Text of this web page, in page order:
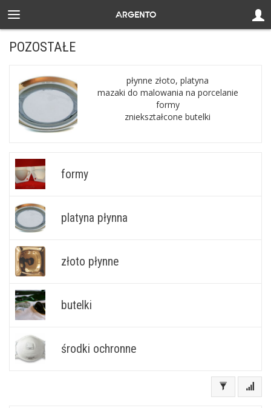
POZOSTAŁE
płynne złoto, platyna
mazaki do malowania na porcelanie
formy
zniekształcone butelki
formy
platyna płynna
złoto płynne
butelki
środki ochronne